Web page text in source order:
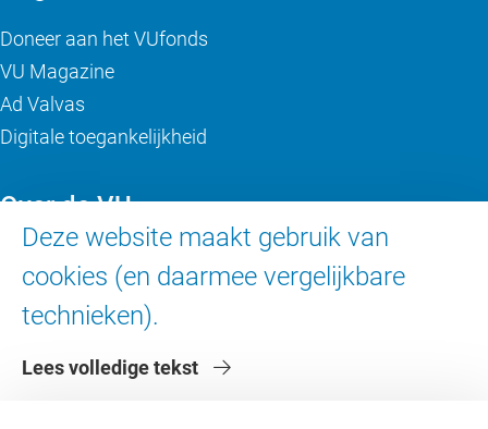
Deze website maakt gebruik van
cookies (en daarmee vergelijkbare
technieken).
Lees volledige tekst
Doneer aan het VUfonds
VU Magazine
Ad Valvas
Digitale toegankelijkheid
Over de VU
Werken bij de VU
Faculteiten
Diensten